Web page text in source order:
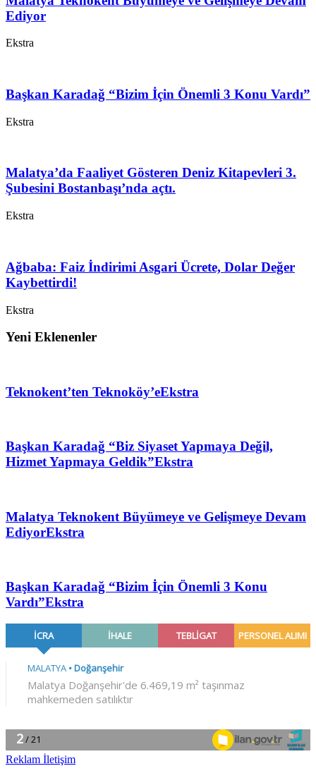
Ediyor
Ekstra
Başkan Karadağ “Bizim İçin Önemli 3 Konu Vardı”
Ekstra
Malatya’da Faaliyet Gösteren Deniz Kitapevleri 3.
Şubesini Bostanbaşı’nda açtı.
Ekstra
Ağbaba: Faiz İndirimi Asgari Ücrete, Dolar Değer
Kaybettirdi!
Ekstra
Yeni Eklenenler
Teknokent’ten Teknoköy’eEkstra
Başkan Karadağ “Biz Siyaset Yapmaya Değil,
Hizmet Yapmaya Geldik”Ekstra
Malatya Teknokent Büyümeye ve Gelişmeye Devam
EdiyorEkstra
Başkan Karadağ “Bizim İçin Önemli 3 Konu
Vardı”Ekstra
Reklam İletişim